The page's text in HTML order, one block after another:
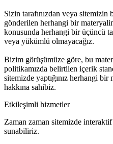
Sizin tarafınızdan veya sitemizin
gönderilen herhangi bir
konusunda herhangi bir üçüncü
veya yükümlü olmayacağız.
Bizim görüşümüze göre, bu
politikamızda belirtilen içerik
sitemizde yaptığınız herhangi
hakkına sahibiz.
Etkileşimli hizmetler
Zaman zaman sitemizde
sunabiliriz.